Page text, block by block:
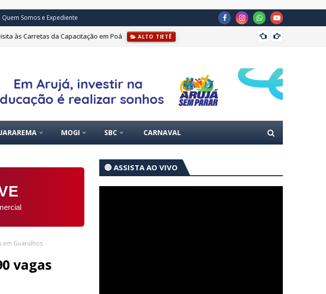
Quem Somos e Expediente
às Carretas da Capacitação em Poá ALTO TIETÊ
MOGI SBC CARNAVAL
em Guarulhos
vagas
🔴 ASSISTA AO VIVO